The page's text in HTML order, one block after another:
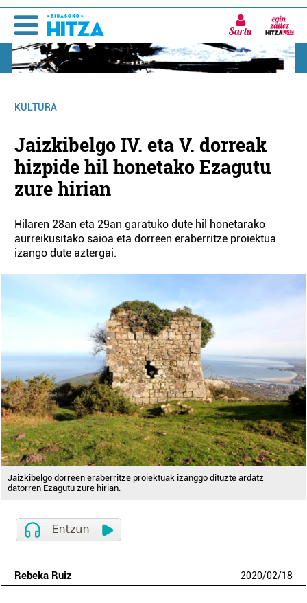
Sartu
KULTURA
Jaizkibelgo IV. eta V. dorreak
hizpide hil honetako Ezagutu
zure hirian
Hilaren 28an eta 29an garatuko dute hil honetarako
aurreikusitako saioa eta dorreen eraberritze proiektua
izango dute aztergai.
Jaizkibelgo dorreen eraberritze proiektuak izanggo dituzte ardatz
datorren Ezagutu zure hirian.
Rebeka Ruiz 2020/02/18